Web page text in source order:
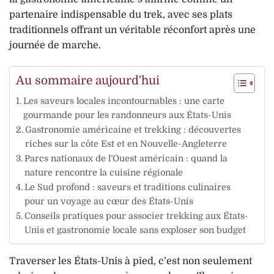
partenaire indispensable du trek, avec ses plats
traditionnels offrant un véritable réconfort après une
journée de marche.
Au sommaire aujourd'hui
Les saveurs locales incontournables : une carte
gourmande pour les randonneurs aux États-Unis
Gastronomie américaine et trekking : découvertes
riches sur la côte Est et en Nouvelle-Angleterre
Parcs nationaux de l’Ouest américain : quand la
nature rencontre la cuisine régionale
Le Sud profond : saveurs et traditions culinaires
pour un voyage au cœur des États-Unis
Conseils pratiques pour associer trekking aux États-
Unis et gastronomie locale sans exploser son budget
Traverser les États-Unis à pied, c’est non seulement